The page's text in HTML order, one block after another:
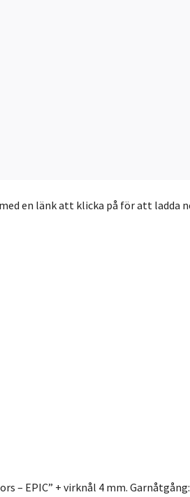
en länk att klicka på för att ladda
– EPIC” + virknål 4 mm.